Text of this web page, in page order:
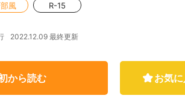
風 R-15
2022.12.09 最終更新
から読む お気に